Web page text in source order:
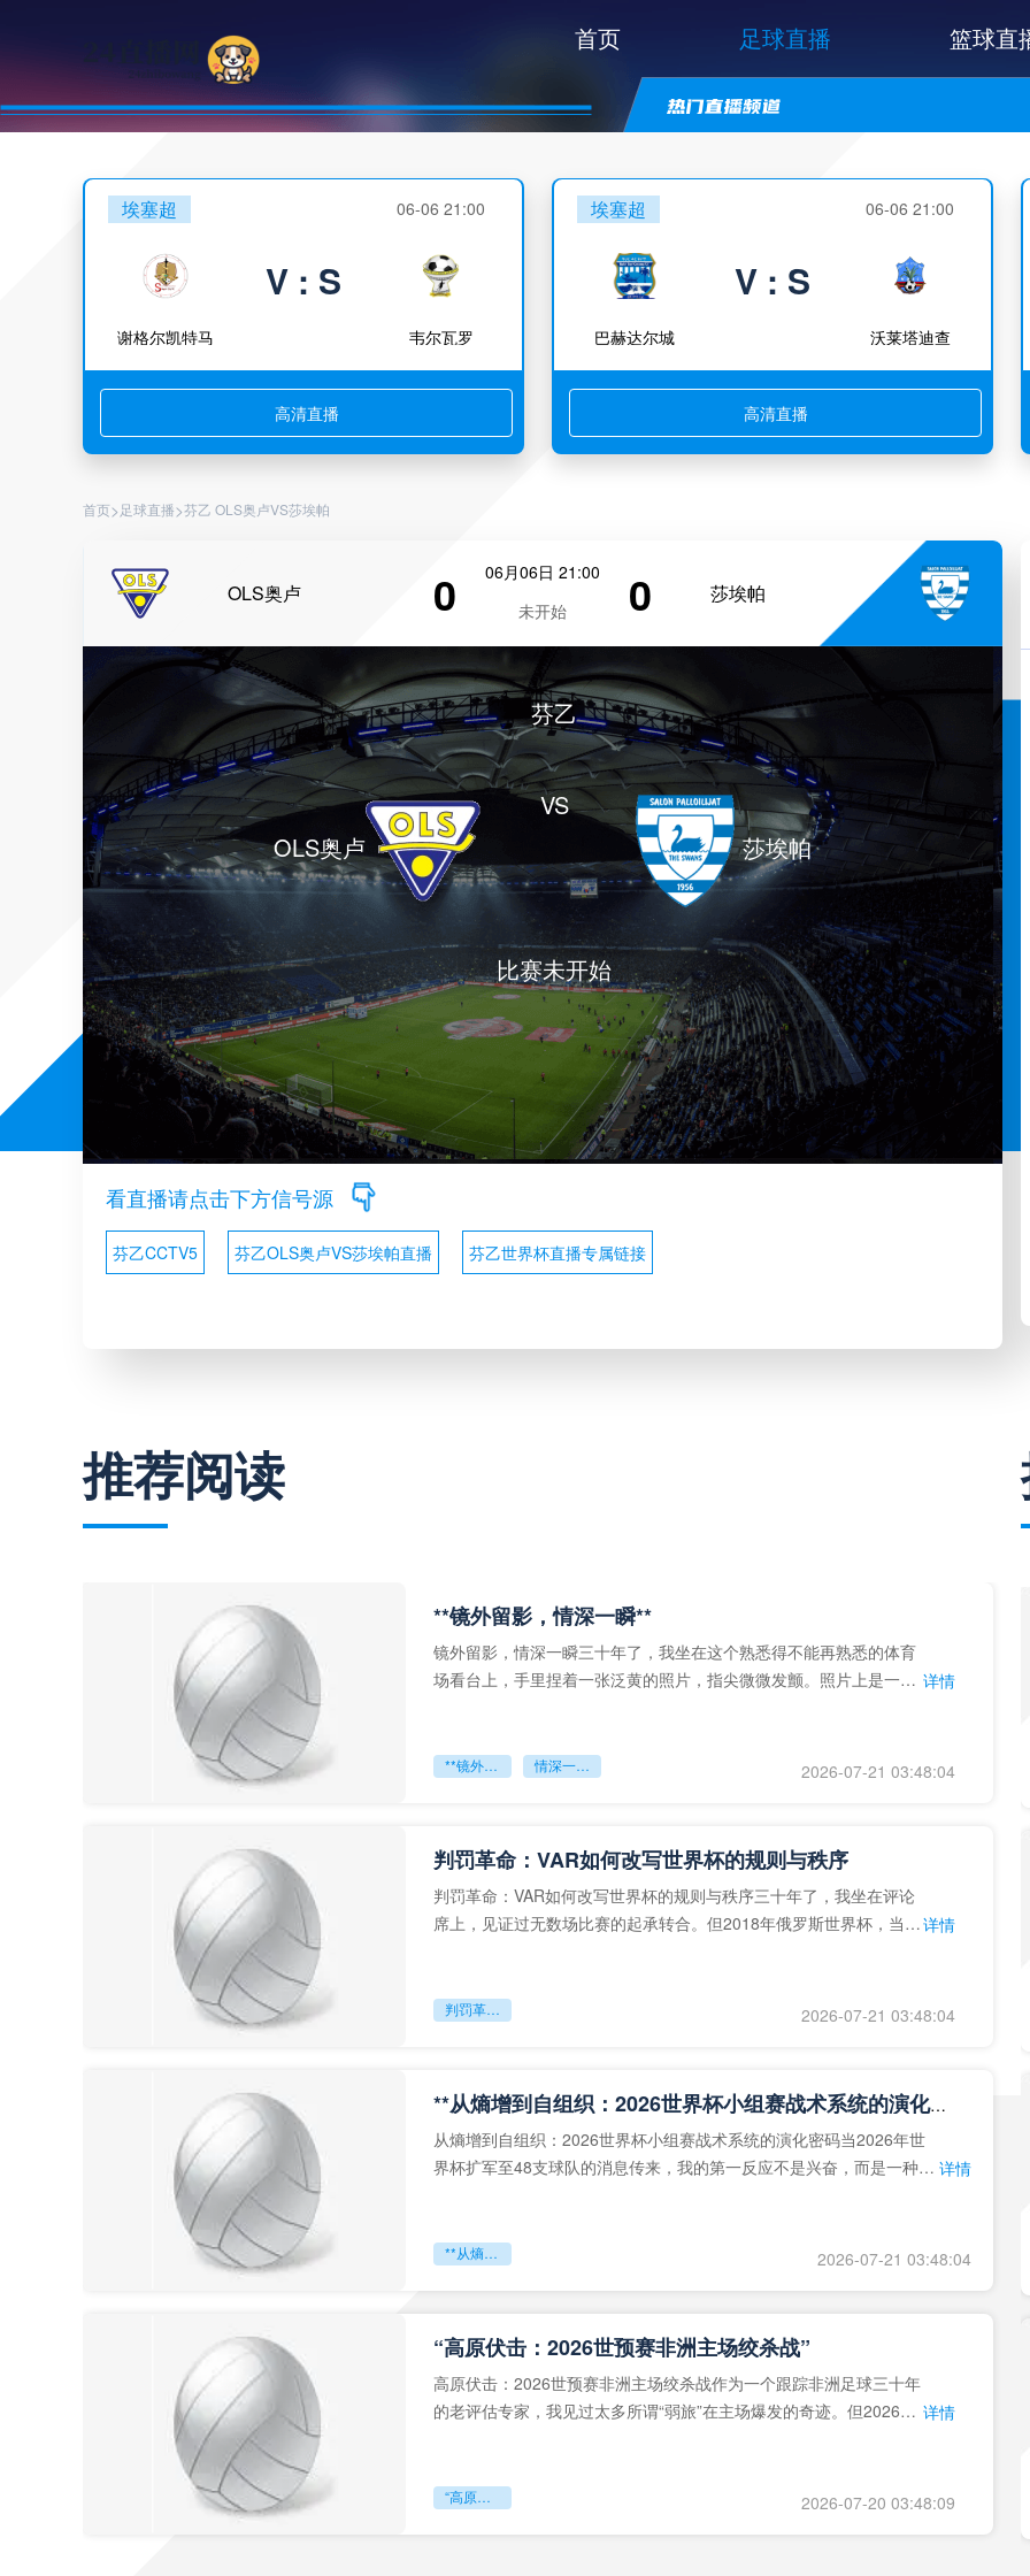
首页 足球直播 篮球直
埃塞超 06-06 21:00
谢格尔凯特马
V : S
韦尔瓦罗
高清直播
埃塞超 06-06 21:00
巴赫达尔城
V : S
沃莱塔迪查
高清直播
首页> 足球直播>芬乙 OLS奥卢VS莎埃帕
OLS奥卢 0
06月06日 21:00
未开始
0 莎埃帕
OLS奥卢
芬乙
VS
比赛未开始
莎埃帕
看直播请点击下方信号源
芬乙CCTV5 芬乙OLS奥卢VS莎埃帕直播 芬乙世界杯直播专属链接
推荐阅读
**镜外留影，情深一瞬**
镜外留影，情深一瞬三十年了，我坐在这个熟悉得不能再熟悉的体育
场看台上，手里捏着一张泛黄的照片，指尖微微发颤。照片上是一个 详情
**镜外留影 情深一瞬** 2026-07-21 03:48:04
判罚革命：VAR如何改写世界杯的规则与秩序
判罚革命：VAR如何改写世界杯的规则与秩序三十年了，我坐在评论
席上，见证过无数场比赛的起承转合。但2018年俄罗斯世界杯，当
详情
判罚革命：VAR如何改写世界杯的规则与秩序 2026-07-21 03:48:04
**从熵增到自组织：2026世界杯小组赛战术系统的演化密码**
从熵增到自组织：2026世界杯小组赛战术系统的演化密码当2026年世
界杯扩军至48支球队的消息传来，我的第一反应不是兴奋，而是一种深 详情
**从熵增到自组织：2026世界杯小组赛战术系统的演化密码** 2026-07-21 03:48:04
“高原伏击：2026世预赛非洲主场绞杀战”
高原伏击：2026世预赛非洲主场绞杀战作为一个跟踪非洲足球三十年
的老评估专家，我见过太多所谓“弱旅”在主场爆发的奇迹。但2026年 详情
“高原伏击：2026世预赛非洲主场绞杀战” 2026-07-20 03:48:09